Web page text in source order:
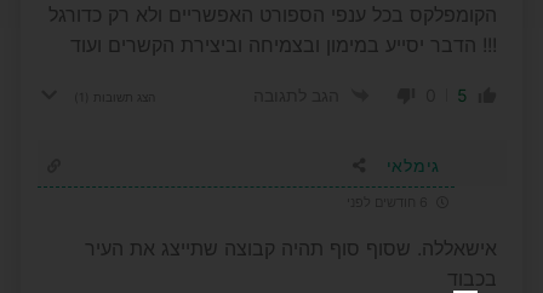
הקומפלקס בכל ענפי הספורט האפשריים ולא רק כדורגל
!!! הדבר יסייע במימון ובצמיחה וביצירת הקשרים ועוד
5 הצג תשובות
גימלאי
אישאללה. שסוף סוף תהיה קבוצה שתייצג את העיר
בכבוד